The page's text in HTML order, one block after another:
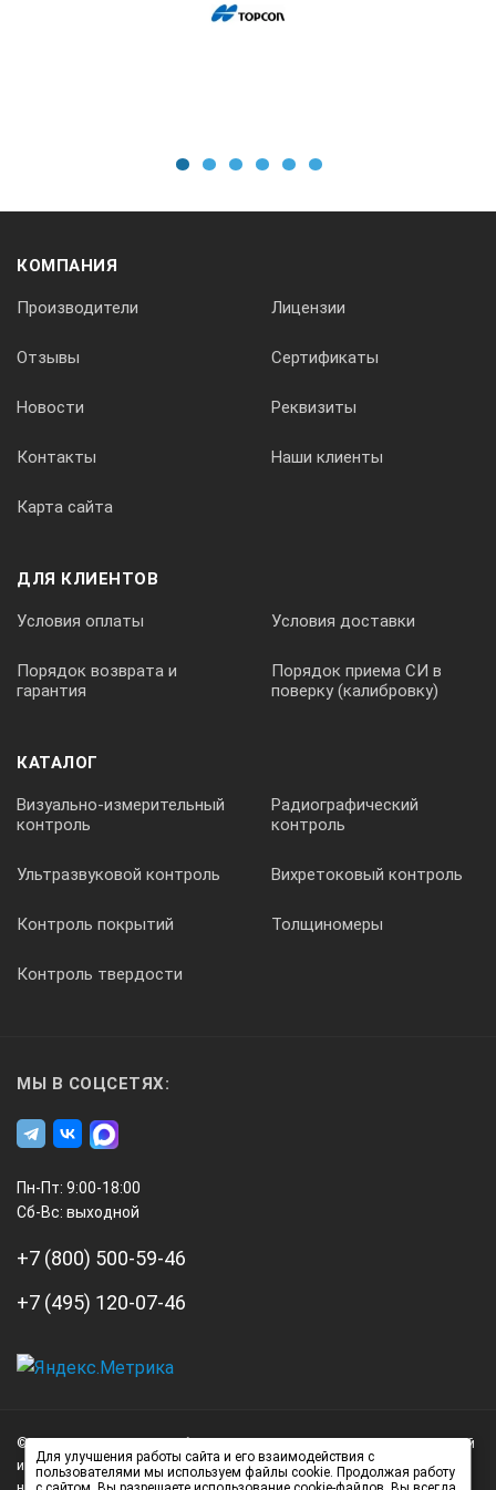
КОМПАНИЯ
Производители Лицензии
Отзывы Сертификаты
Новости Реквизиты
Контакты Наши клиенты
Карта сайта
ДЛЯ КЛИЕНТОВ
Условия оплаты Условия доставки
Порядок возврата и
гарантия
Порядок приема СИ в
поверку (калибровку)
КАТАЛОГ
Визуально-измерительный
контроль
Радиографический
контроль
Ультразвуковой контроль Вихретоковый контроль
Контроль покрытий Толщиномеры
Контроль твердости
МЫ В СОЦСЕТЯХ:
Пн-Пт: 9:00-18:00
Сб-Вс: выходной
+7 (800) 500-59-46
+7 (495) 120-07-46
Нагорный
проезд
© 2026 А3 Инжиниринг Обращаем Ваше внимание на то, что данный
интернет-сайт носит исключительно информационный характер и
Для улучшения работы сайта и его взаимодействия с
пользователями мы используем файлы cookie. Продолжая работу